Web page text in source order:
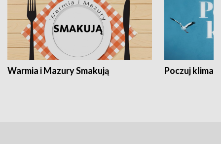
Warmia i Mazury Smakują Poczuj klimat